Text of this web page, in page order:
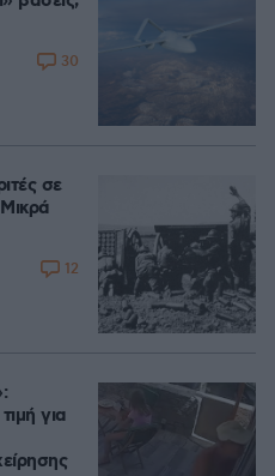
30
σε
12
για